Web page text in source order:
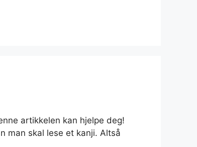
artikkelen kan hjelpe deg!
man skal lese et kanji. Altså